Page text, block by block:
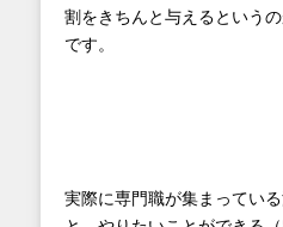
割をきちんと与えるという
です。
実際に専門職が集まってい